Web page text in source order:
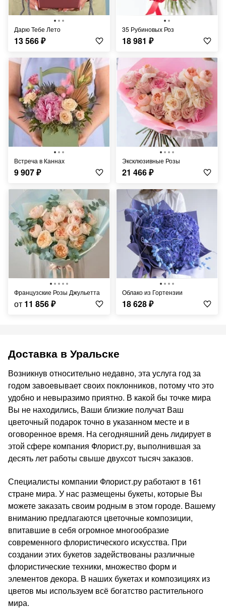
Дарю Тебе Лето
13 566₽
35 Рубиновых Роз
18 981 ₽
Встреча в Каннах
9 907₽
Эксклюзивные Розы
21 466₽
Французские Розы Джульетта
от 11 856₽
Облако из Гортензии
18 628₽
Доставка в Уральске
Возникнув относительно недавно, эта услуга год за
годом завоевывает своих поклонников, потому что это
удобно и невыразимо приятно. В какой бы точке мира
Вы не находились, Ваши близкие получат Ваш
цветочный подарок точно в указанном месте и в
оговоренное время. На сегодняшний день лидирует в
этой сфере компания Флорист.ру, выполнившая за
десять лет работы свыше двухсот тысяч заказов.
Специалисты компании Флорист.ру работают в 161
стране мира. У нас размещены букеты, которые Вы
можете заказать своим родным в этом городе. Вашему
вниманию предлагаются цветочные композиции,
впитавшие в себя огромное многообразие
современного флористического искусства. При
создании этих букетов задействованы различные
флористические техники, множество форм и
элементов декора. В наших букетах и композициях из
цветов мы используем всё богатство растительного
мира.